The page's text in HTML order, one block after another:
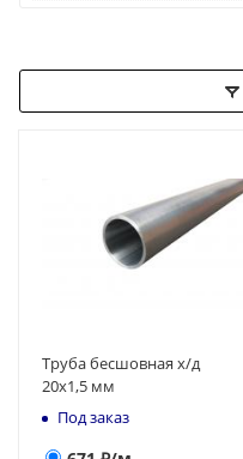
Труба бесшовная х/д
20х1,5 мм
Под заказ